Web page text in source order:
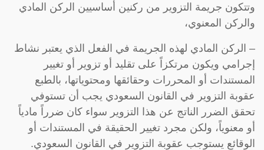
وتتكون جريمة التزوير من ركنين أساسيين الركن المادي
والركن المعنوي،
– الركن المادي لهذه الجريمة في الفعل الذي يعتبر نشاط
إجرامي ويكون مرتكزاً على تقليد أو تزوير أو تغيير
المستندات أو المحررات وحقائقها ومحتوياتها، بالطبع
عقوبة التزوير في القانون السعودي يجب أن تستوفي
تحقق الضرر الناتج عن هذا التزوير سواء كان ضرراً مادياً
أو معنوياً، ولكن مجرد تغيير الحقيقة في المستندات أو
الوقائع يستوجب عقوبة التزوير في القانون السعودي.